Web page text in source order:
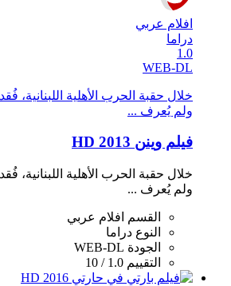
افلام عربي
دراما
1.0
WEB-DL
خلال حقبة الحرب الأهلية اللبنانية،
ولم يُعرف ...
فيلم وينن 2013 HD
خلال حقبة الحرب الأهلية اللبنانية،
ولم يُعرف ...
القسم
افلام عربي
النوع دراما
الجودة WEB-DL
التقييم 1.0 / 10